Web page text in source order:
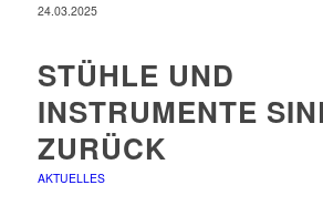
24.03.2025
STÜHLE UND
INSTRUMENTE
ZURÜCK
AKTUELLES